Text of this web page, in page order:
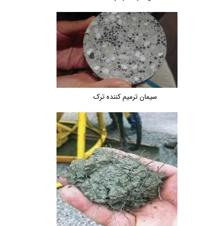
سیمان ترمیم کننده ترک